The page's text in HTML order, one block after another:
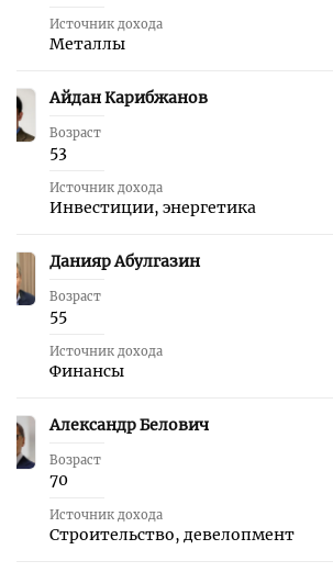
Источник дохода
Металлы
14 Айдан Карибжанов
Возраст
53
Источник дохода
Инвестиции, энергетика
15 Данияр Абулгазин
Возраст
55
Источник дохода
Финансы
16 Александр Белович
Возраст
70
Источник дохода
Строительство, девелопмент